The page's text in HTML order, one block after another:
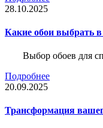
28.10.2025
Какие обои выбрать
Выбор обоев для
Подробнее
20.09.2025
Трансформация